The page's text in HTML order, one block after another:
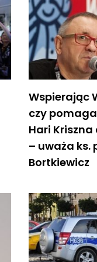
Wspierając
czy
Hari
– uważa ks.
Bortkiewicz